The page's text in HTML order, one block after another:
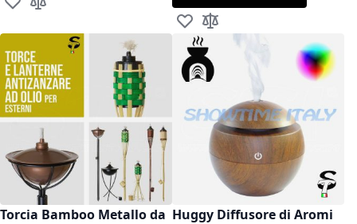
Aggiungi alla lista desideri
Aggiungi al confronto
Aggiungi alla lista desideri
Aggiungi al confronto
Torcia Bamboo Metallo da Huggy Diffusore di Aromi